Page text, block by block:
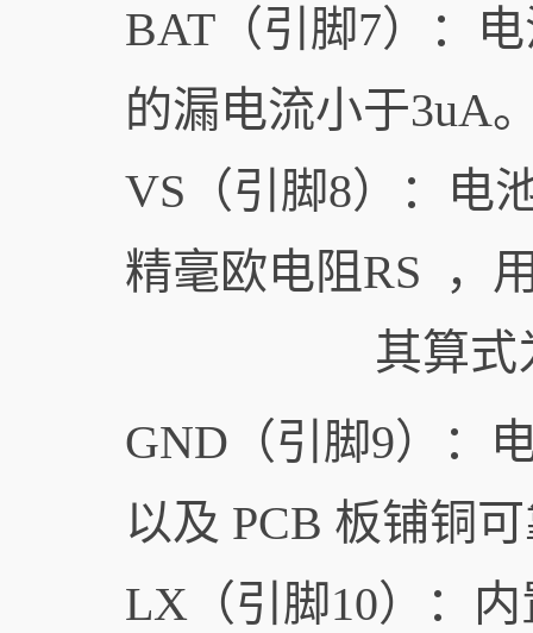
BAT（引脚7）：
的漏电流小于3uA
VS（引脚8）：电
精毫欧电阻RS ，
其算式为
GND（引脚9）：
以及 PCB 板铺铜
LX（引脚10）：